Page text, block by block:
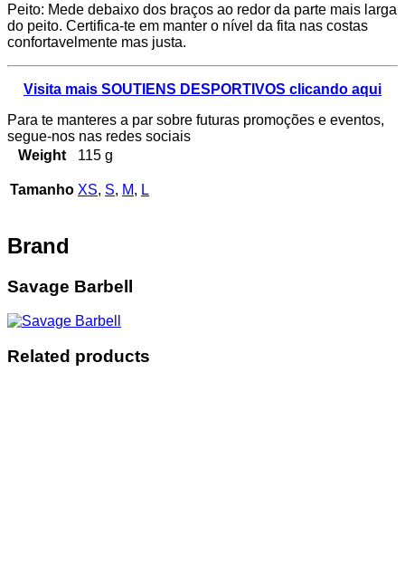
Peito: Mede debaixo dos braços ao redor da parte mais larga
do peito. Certifica-te em manter o nível da fita nas costas
confortavelmente mas justa.
Visita mais SOUTIENS DESPORTIVOS clicando aqui
Para te manteres a par sobre futuras promoções e eventos,
segue-nos nas redes sociais
Weight
115 g
Tamanho XS, S, M, L
Brand
Savage Barbell
Related products